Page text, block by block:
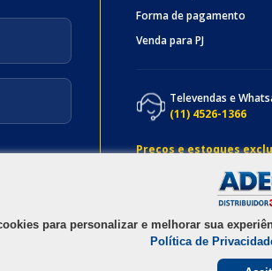
para personalizar e melhorar sua
Política de
Forma de pagamento
Venda para PJ
Televendas e
(11) 4526-1366
Preços e estoques